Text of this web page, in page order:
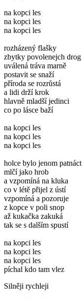
na kopci les
na kopci les
na kopci les
rozházený flašky
zbytky povolenejch drog
uválená tráva marně
postavit se snaží
příroda se rozrůstá
a lidi drží krok
hlavně mladší jedinci
co po lásce baží
na kopci les
na kopci les
na kopci les
holce bylo jenom patnáct
mlčí jako hrob
a vzpomíná na kluka
co v létě přijel z ústí
vzpomíná a pozoruje
z kopce v poli snop
až kukačka zakuká
tak se s dalším spustí
na kopci les
na kopci les
na kopci les
píchal kdo tam vlez
Silněji rychleji